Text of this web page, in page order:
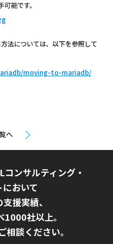
能です。
法については、以下を参照して
moving-to-mariadb/
へ
ンサルティング・
おいて
援実績、
社以上。
相談ください。